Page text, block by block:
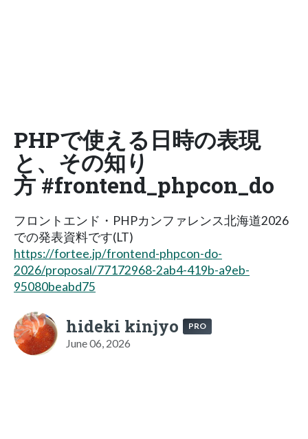
PHPで使える日時の表現
と、その知り
方 #frontend_phpcon_do
フロントエンド・PHPカンファレンス北海道2026
での発表資料です(LT)
https://fortee.jp/frontend-phpcon-do-
2026/proposal/77172968-2ab4-419b-a9eb-
95080beabd75
hideki kinjyo PRO
June 06, 2026